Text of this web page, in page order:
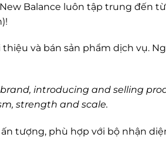
Balance luôn tập trung đến
và bán sản phẩm dịch vụ.
introducing and selling
strength and scale.
tượng, phù hợp với bộ nhận